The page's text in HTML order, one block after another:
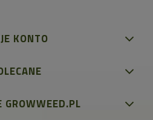
KONTO
GROWWEED.PL